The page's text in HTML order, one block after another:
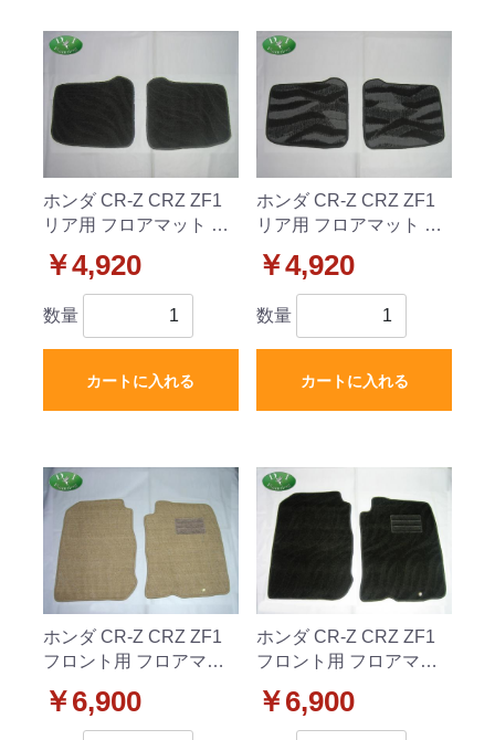
ホンダ CR-Z CRZ ZF1
リア用 フロアマット カ
品 2列目のみ
￥4,920
数量
カートに入れる
ホンダ CR-Z CRZ ZF1
リア用 フロアマット カ
品 2列目のみ
￥4,920
数量
カートに入れる
ホンダ CR-Z CRZ ZF1
フロント用 フロアマッ
外新品 運転席&助手席
￥6,900
ホンダ CR-Z CRZ ZF1
フロント用 フロアマッ
外新品 運転席&助手席
￥6,900